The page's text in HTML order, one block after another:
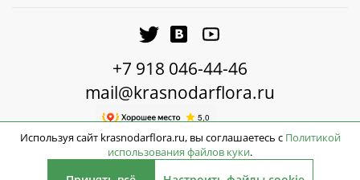
Используя сайт krasnodarflora.ru, вы соглашаетесь с Политикой
использования файлов куки.
+7 918 046-44-46
mail@krasnodarflora.ru